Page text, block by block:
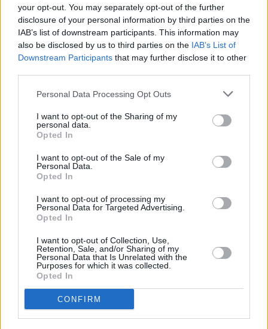
your opt-out. You may separately opt-out of the further
disclosure of your personal information by third parties on the
IAB’s list of downstream participants. This information may
also be disclosed by us to third parties on the IAB’s List of
Downstream Participants that may further disclose it to other
Personal Data Processing Opt Outs
I want to opt-out of the Sharing of my
personal data.
Opted In
I want to opt-out of the Sale of my
Personal Data.
Opted In
I want to opt-out of processing my
Personal Data for Targeted Advertising.
Opted In
I want to opt-out of Collection, Use,
Retention, Sale, and/or Sharing of my
Personal Data that Is Unrelated with the
Purposes for which it was collected.
Opted In
CONFIRM
Η ωρίμανση του έργου GREGY, το οποίο
αναπτύσσει η εταιρεία ELICA
INTERCONNECTOR S.M. S.A. του Ομίλου
Κοπελούζου, προχωρά με ταχύτατους
ρυθμούς, όπως εξήγησε ο κ. Καρύδας, με την
ολοκλήρωση της μελέτης της βέλτιστης
όδευσης και της Τεχνικής Ανάλυσης/CBA και